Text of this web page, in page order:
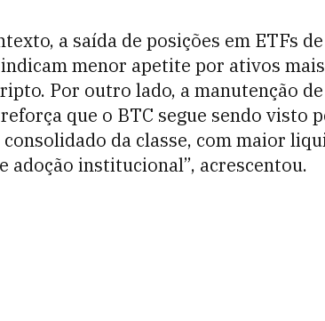
a saída de posições em ETFs
menor apetite por ativos
Por outro lado, a manutenção
que o BTC segue sendo visto
da classe, com maior
adoção institucional”, acrescentou.